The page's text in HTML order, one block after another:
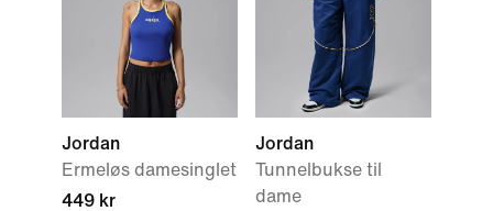
Jordan
Ermeløs damesinglet
449 kr
Jordan
Tunnelbukse til
dame